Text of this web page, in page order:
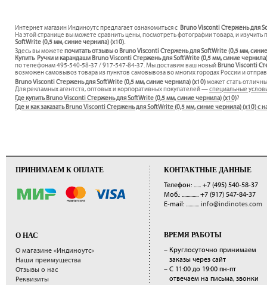
Интернет магазин Индиноутс предлагает ознакомиться с Bruno Visconti Стержень для
На этой странице вы можете сравнить цены, посмотреть фотографии товара, и
SoftWrite (0,5 мм, синие чернила) (х10).
Здесь вы можете почитать отзывы о Bruno Visconti Стержень для SoftWrite (0,5 мм,
Купить Ручки и карандаши Bruno Visconti Стержень для SoftWrite (0,5 мм, синие
по телефонам 495-540-58-37 / 917-547-84-37. Мы доставим ваш новый Bruno Visconti
возможен самовывоз товара из пунктов самовывоза во многих городах России и
Bruno Visconti Стержень для SoftWrite (0,5 мм, синие чернила) (х10)может стать
Для рекламных агентств, оптовых и корпоративных покупателей —специальные
Где купить Bruno Visconti Стержень для SoftWrite (0,5 мм, синие чернила) (х10)?
Где и как заказать Bruno Visconti Стержень для SoftWrite (0,5 мм, синие чернила) (х10) с
ПРИНИМАЕМ К ОПЛАТЕ
О НАС
О магазине «Индиноутс»
Наши преимущества
Отзывы о нас
Реквизиты
КОНТАКТНЫЕ ДАННЫЕ
Телефон: ...... +7 (495) 540-58-37
Моб.: .............. +7 (917) 547-84-37
E-mail: ........... info@indinotes.com
ВРЕМЯ РАБОТЫ
– Круглосуточно принимаем
заказы через сайт
– С 11:00 до 19:00 пн-пт
отвечаем на письма, звонки